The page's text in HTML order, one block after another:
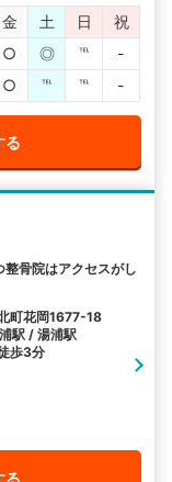
金 土 日
祝
○ ◎ ℡
-
○ ℡ ℡ -
る
骨院はアクセスがし
町花岡1677-18
駅 / 湯浦駅
歩3分
る